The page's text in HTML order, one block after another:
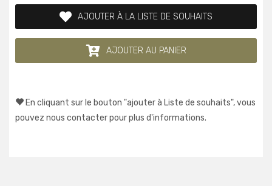
AJOUTER À LA LISTE DE SOUHAITS
AJOUTER AU PANIER
En cliquant sur le bouton "ajouter à Liste de souhaits", vous
pouvez nous contacter pour plus d'informations.